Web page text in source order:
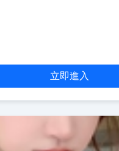
立即進入